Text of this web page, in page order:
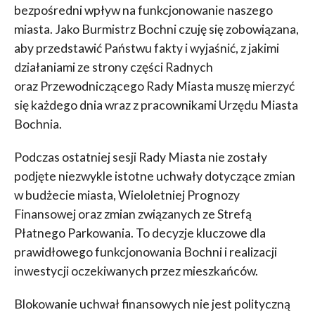
bezpośredni wpływ na funkcjonowanie naszego
miasta. Jako Burmistrz Bochni czuję się zobowiązana,
aby przedstawić Państwu fakty i wyjaśnić, z jakimi
działaniami ze strony części Radnych
oraz Przewodniczącego Rady Miasta muszę mierzyć
się każdego dnia wraz z pracownikami Urzędu Miasta
Bochnia.
Podczas ostatniej sesji Rady Miasta nie zostały
podjęte niezwykle istotne uchwały dotyczące zmian
w budżecie miasta, Wieloletniej Prognozy
Finansowej oraz zmian związanych ze Strefą
Płatnego Parkowania. To decyzje kluczowe dla
prawidłowego funkcjonowania Bochni i realizacji
inwestycji oczekiwanych przez mieszkańców.
Blokowanie uchwał finansowych nie jest polityczną